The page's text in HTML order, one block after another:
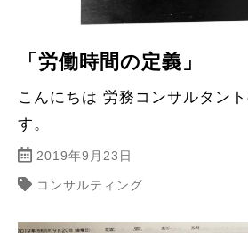
「労働時間の定義」
こんにちは 労務コンサルタン
す。
2019年9月23日
コンサルティング